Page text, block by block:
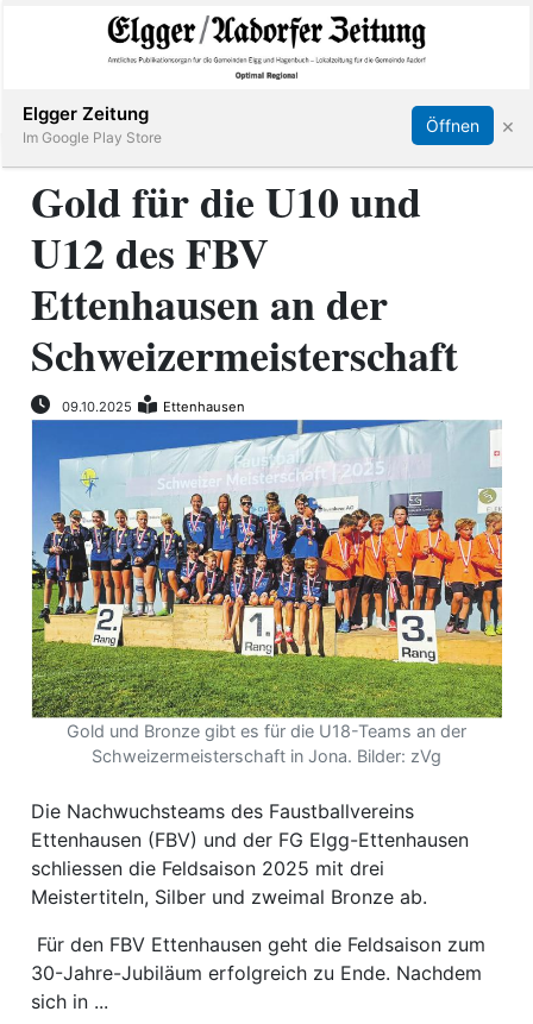
Elgg
Aadorf
Hagenbuch
E-
Paper
App
Abonnieren Online Anmelden Anmelden
Gold für die U10 und
U12 des FBV
Ettenhausen an der
Schweizermeisterschaft
09.10.2025 Ettenhausen
Gold und Bronze gibt es für die U18-Teams an der
Schweizermeisterschaft in Jona. Bilder: zVg
Die Nachwuchsteams des Faustballvereins
Ettenhausen (FBV) und der FG Elgg-Ettenhausen
schliessen die Feldsaison 2025 mit drei
Meistertiteln, Silber und zweimal Bronze ab.
Für den FBV Ettenhausen geht die Feldsaison zum
30-Jahre-Jubiläum erfolgreich zu Ende. Nachdem
sich in ...
Elgger Zeitung
Im Google Play Store
Öffnen ×